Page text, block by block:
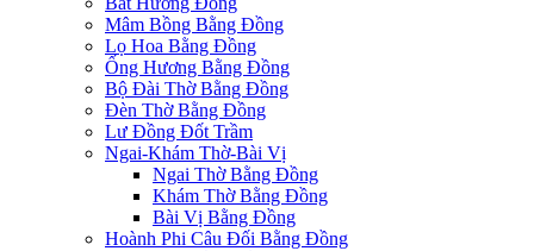
Mâm Bồng Bằng Đồng
Lọ Hoa Bằng Đồng
Ống Hương Bằng Đồng
Bộ Đài Thờ Bằng Đồng
Đèn Thờ Bằng Đồng
Lư Đồng Đốt Trầm
Ngai-Khám Thờ-Bài Vị
Ngai Thờ Bằng Đồng
Khám Thờ Bằng Đồng
Bài Vị Bằng Đồng
Hoành Phi Câu Đối Bằng Đồng